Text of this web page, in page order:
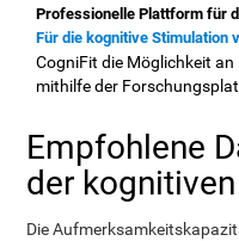
Professionelle Plattform für
Für die kognitive Stimulation
CogniFit die Möglichkeit
mithilfe der
Empfohlene
der
Die